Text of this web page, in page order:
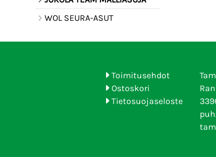
WOL SEURA-ASUT
Toimitusehdot
Ostoskori
Tietosuojaseloste